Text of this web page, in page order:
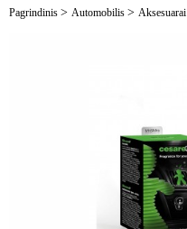
Pagrindinis > Automobilis > Aksesuarai